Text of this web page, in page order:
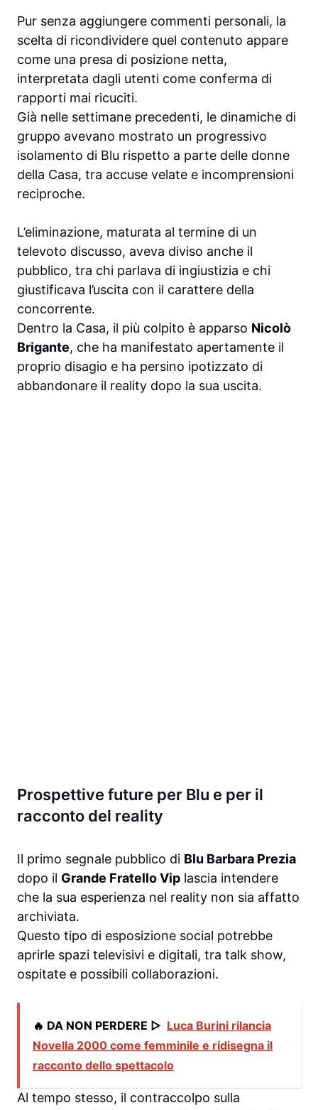
Pur senza aggiungere commenti personali, la
scelta di ricondividere quel contenuto appare
come una presa di posizione netta,
interpretata dagli utenti come conferma di
rapporti mai ricuciti.
Già nelle settimane precedenti, le dinamiche di
gruppo avevano mostrato un progressivo
isolamento di Blu rispetto a parte delle donne
della Casa, tra accuse velate e incomprensioni
reciproche.
L’eliminazione, maturata al termine di un
televoto discusso, aveva diviso anche il
pubblico, tra chi parlava di ingiustizia e chi
giustificava l’uscita con il carattere della
concorrente.
Dentro la Casa, il più colpito è apparso Nicolò
Brigante, che ha manifestato apertamente il
proprio disagio e ha persino ipotizzato di
abbandonare il reality dopo la sua uscita.
Prospettive future per Blu e per il
racconto del reality
Il primo segnale pubblico di Blu Barbara Prezia
dopo il Grande Fratello Vip lascia intendere
che la sua esperienza nel reality non sia affatto
archiviata.
Questo tipo di esposizione social potrebbe
aprirle spazi televisivi e digitali, tra talk show,
ospitate e possibili collaborazioni.
🔥 DA NON PERDERE ▷ Luca Burini rilancia
Novella 2000 come femminile e ridisegna il
racconto dello spettacolo
Al tempo stesso, il contraccolpo sulla